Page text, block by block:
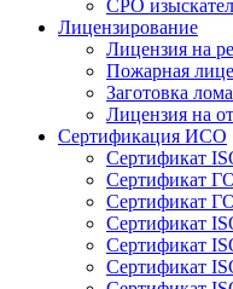
СРО
Лицензирование
Лицензия на
Пожарная
Заготовка
Лицензия на
Сертификация ИСО
Сертификат
Сертификат
Сертификат
Сертификат
Сертификат
Сертификат